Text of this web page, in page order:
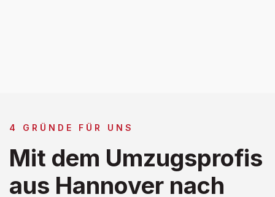
4 GRÜNDE FÜR UNS
Mit dem Umzugsprofis
aus Hannover nach